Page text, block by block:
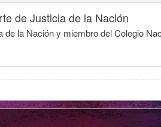
de Justicia de la Nación
la Nación y miembro del Colegio